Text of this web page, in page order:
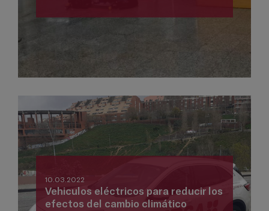
10.03.2022
Vehiculos eléctricos para reducir los
efectos del cambio climático